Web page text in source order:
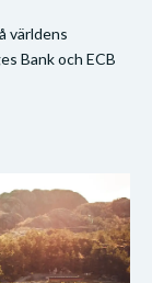
världens
Bank och ECB